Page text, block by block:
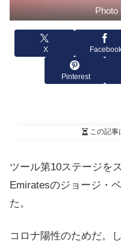
X
Pinterest
この記事
ツール第10ステージを
Emiratesのジョージ・
た。
コロナ陽性のためだ。